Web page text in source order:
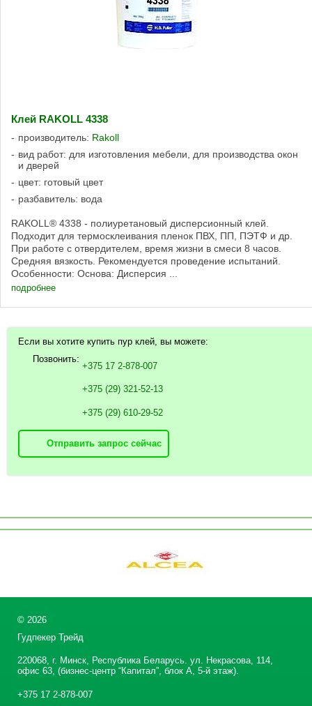
Клей RAKOLL 4338
производитель: Rakoll
вид работ: для изготовления мебели, для производства окон
и дверей
цвет: готовый цвет
разбавитель: вода
RAKOLL® 4338 - полиуретановый дисперсионный клей.
Подходит для термосклеивания пленок ПВХ, ПП, ПЭТФ и др.
При работе с отвердителем, время жизни в смеси 8 часов.
Средняя вязкость. Рекомендуется проведение испытаний.
Особенности: Основа: Дисперсия ...
подробнее
Если вы хотите купить пур клей, вы можете:
Позвонить:
+375 17 2-878-007
+375 (29) 321-52-13
+375 (29) 610-29-52
Отправить запрос сейчас
© 2026
Гудпекер Трейд
220068, г. Минск, Республика Беларусь. ул. Некрасова, 114,
офис 63, (бизнес-центр “Капитал”, блок А, 5-й этаж).
+375 17 2-878-007